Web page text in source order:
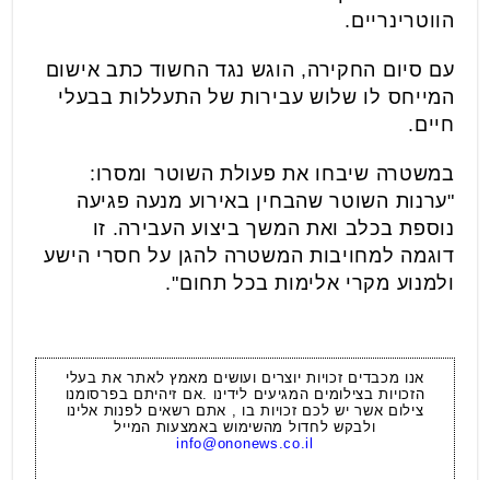
הווטרינריים.
עם סיום החקירה, הוגש נגד החשוד כתב אישום
המייחס לו שלוש עבירות של התעללות בבעלי
חיים.
במשטרה שיבחו את פעולת השוטר ומסרו:
"ערנות השוטר שהבחין באירוע מנעה פגיעה
נוספת בכלב ואת המשך ביצוע העבירה. זו
דוגמה למחויבות המשטרה להגן על חסרי הישע
ולמנוע מקרי אלימות בכל תחום".
אנו מכבדים זכויות יוצרים ועושים מאמץ לאתר את בעלי
הזכויות בצילומים המגיעים לידינו .אם זיהיתם בפרסומנו
צילום אשר יש לכם זכויות בו , אתם רשאים לפנות אלינו
ולבקש לחדול מהשימוש באמצעות המייל
info@ononews.co.il